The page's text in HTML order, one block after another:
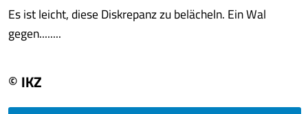
Es ist leicht, diese Diskrepanz zu belächeln. Ein Wal
gegen........
© IKZ